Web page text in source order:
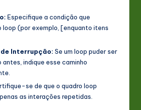
Especifique a condição que
loop (por exemplo, [enquanto itens
Interrupção: Se um loop puder ser
antes, indique esse caminho
se de que o quadro loop
as interações repetidas.